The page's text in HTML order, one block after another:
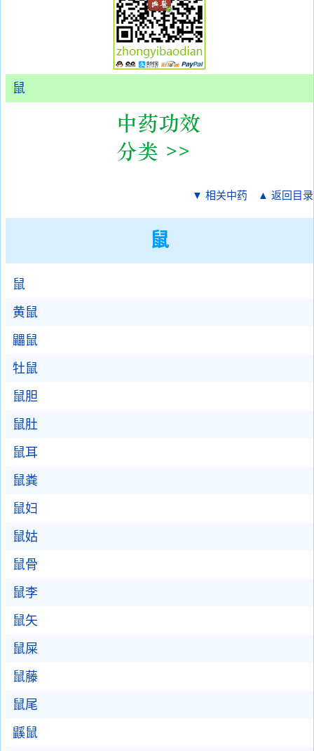
鼠
▼ 相关中药 ▲ 返回目录
鼠
鼠
黄鼠
鼺鼠
牡鼠
鼠胆
鼠肚
鼠耳
鼠粪
鼠妇
鼠姑
鼠骨
鼠李
鼠矢
鼠屎
鼠藤
鼠尾
鼷鼠